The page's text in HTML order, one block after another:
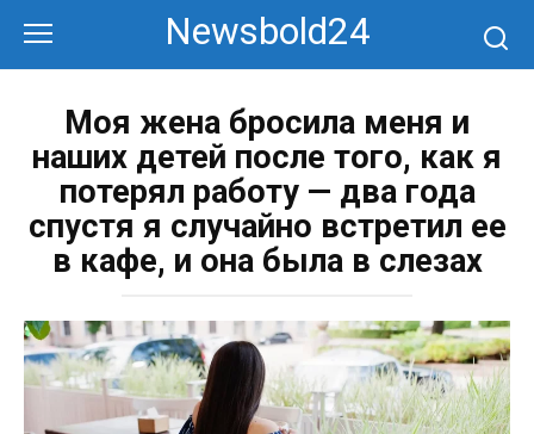
контенту
Newsbold24
Моя жена бросила меня и
наших детей после того, как я
потерял работу — два года
спустя я случайно встретил ее
в кафе, и она была в слезах